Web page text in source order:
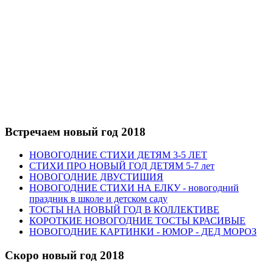
Встречаем новый год 2018
НОВОГОДНИЕ СТИХИ ДЕТЯМ 3-5 ЛЕТ
СТИХИ ПРО НОВЫЙ ГОД ДЕТЯМ 5-7 лет
НОВОГОДНИЕ ДВУСТИШИЯ
НОВОГОДНИЕ СТИХИ НА ЕЛКУ - новогодний
праздник в школе и детском саду
ТОСТЫ НА НОВЫЙ ГОД В КОЛЛЕКТИВЕ
КОРОТКИЕ НОВОГОДНИЕ ТОСТЫ КРАСИВЫЕ
НОВОГОДНИЕ КАРТИНКИ - ЮМОР - ДЕД МОРОЗ
Скоро новый год 2018